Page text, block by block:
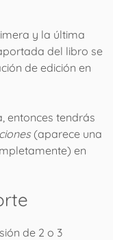
y la última
del libro se
de edición en
entonces tendrás
(aparece una
en
de 2 o 3